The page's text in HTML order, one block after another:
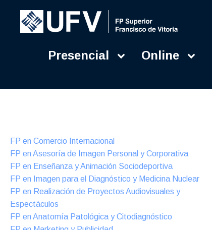
Presencial Online
Presencial
FP en Comercio Internacional
FP en Asesoría de Imagen Personal y Corporativa
FP en Enseñanza y Animación Sociodeportiva
FP en Imagen para el Diagnóstico y Medicina Nuclear
FP en Realización de Proyectos Audiovisuales y
Espectáculos
FP en Anatomía Patológica y Citodiagnóstico